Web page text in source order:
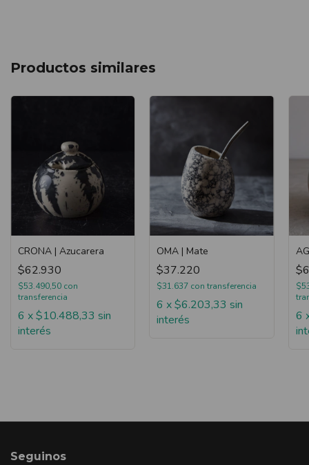
Productos similares
CRONA | Azucarera
$62.930
$53.490,50 con
transferencia
6 x$10.488,33 sin
interés
OMA | Mate
$37.220
$31.637 con transferencia
6 x$6.203,33 sin
interés
6
Seguinos